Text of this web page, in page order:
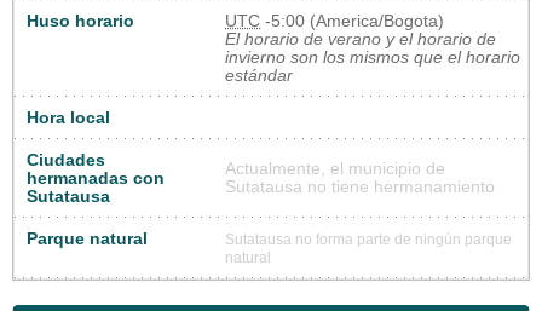
Huso horario UTC -5:00 (America/Bogota)
El horario de verano y el horario de
invierno son los mismos que el horario
estándar
Hora local
Ciudades
hermanadas con
Sutatausa
Actualmente, el municipio de
Sutatausa no tiene hermanamiento
Parque natural
Sutatausa no forma parte de ningún parque
natural